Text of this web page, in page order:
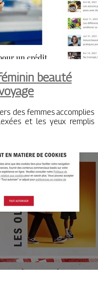
beauté
des femmes accomplies
et les yeux remplis